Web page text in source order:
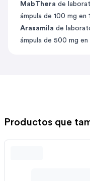
MabThera de
ámpula de 100 mg en
Arasamila de
ámpula de 500 mg en
Productos que